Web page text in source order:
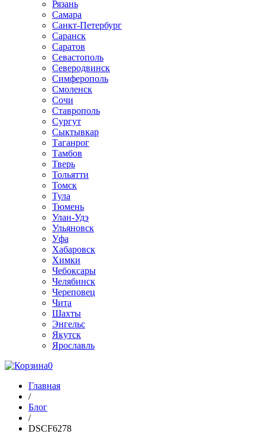
Рязань
Самара
Санкт-Петербург
Саранск
Саратов
Севастополь
Северодвинск
Симферополь
Смоленск
Сочи
Ставрополь
Сургут
Сыктывкар
Таганрог
Тамбов
Тверь
Тольятти
Томск
Тула
Тюмень
Улан-Удэ
Ульяновск
Уфа
Хабаровск
Химки
Чебоксары
Челябинск
Череповец
Чита
Шахты
Энгельс
Якутск
Ярославль
0
Главная
/
Блог
/
DSCF6278